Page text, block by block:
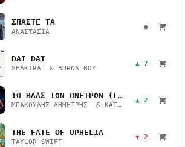
ΣΠΑΣΤΕ ΤΑ
ΑΝΑΣΤΑΣΙΑ
●
DAI DAI
SHAKIRA & BURNA BOY
▲ 7
ΤΟ ΒΑΛΣ ΤΩΝ ΟΝΕΙΡΩΝ (LIVE)
ΜΠΑΚΟΥΛΗΣ ΔΗΜΗΤΡΗΣ & ΚΑΤΣΙΜΙΧΑ ΜΑΡΙΑΝΑ
▲ 2
THE FATE OF OPHELIA
TAYLOR SWIFT
▼ 2